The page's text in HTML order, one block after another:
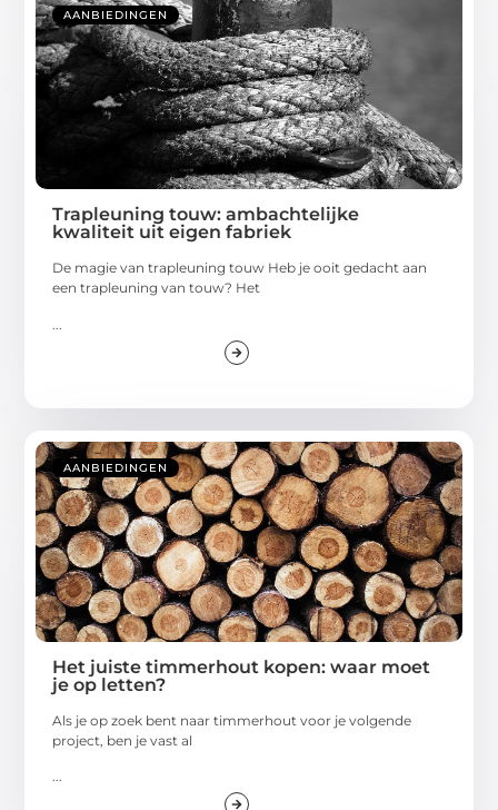
AANBIEDINGEN
Trapleuning touw: ambachtelijke
kwaliteit uit eigen fabriek
De magie van trapleuning touw Heb je ooit gedacht aan
een trapleuning van touw? Het
AANBIEDINGEN
Het juiste timmerhout kopen: waar moet
je op letten?
Als je op zoek bent naar timmerhout voor je volgende
project, ben je vast al
...